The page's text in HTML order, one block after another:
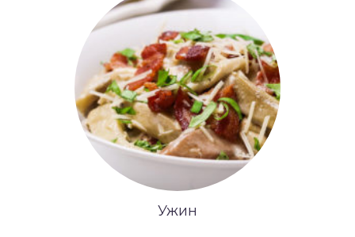
Ужин